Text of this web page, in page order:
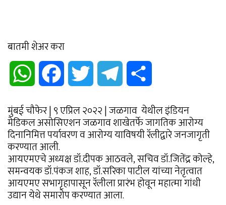
बातमी शेअर करा
WhatsApp Facebook Twitter Telegram
मुंबई चौफेर | ९ एप्रिल २०२२ | जळगाव येथील इंडियन
मेडिकल असोसिएशन जळगाव शाखेतर्फे जागतिक आरोग्य
दिनानिमित्त पर्यावरण व आरोग्य याविषयी रॅलीद्वारे जनजागृती
करण्यात आली.
आयएमएचे अध्यक्ष डॉ.दीपक आठवले, सचिव डॉ.जितेंद्र कोल्हे,
समन्वयक डॉ.पंकज शाह, डॉ.सरिका पाटील यांच्या नेतृत्वात
आयएमए सभागृहापासून रॅलीला प्रारंभ होवून महात्मा गांधी
उद्यान येथे समारोप करण्यात आला.